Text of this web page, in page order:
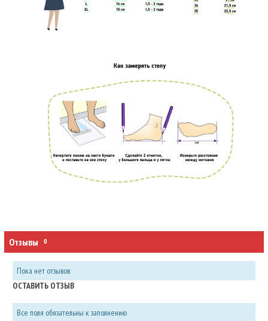
Отзывы 0
Пока нет отзывов
ОСТАВИТЬ ОТЗЫВ
Все поля обязательны к заполнению